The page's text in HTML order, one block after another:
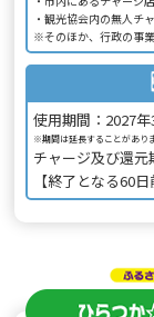
観光協会内の無人チ
※そのほか、行政の事
使用期間：2027
※期間は延長することがあり
チャージ及び還元
【終了となる60